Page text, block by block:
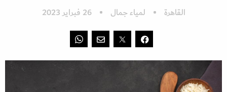
القاهرة لمياء جمال 26 فبراير 2023